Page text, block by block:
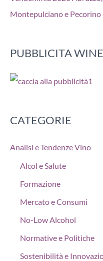
Montepulciano e Pecorino
PUBBLICITA
CATEGORIE
Analisi e Tendenze Vino
Alcol e Salute
Formazione
Mercato e Consumi
No-Low Alcohol
Normative e Politiche
Sostenibilità e